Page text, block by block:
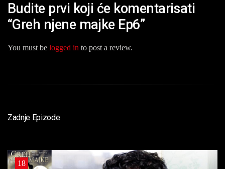
Budite prvi koji će komentarisati
“Greh njene majke Ep6”
You must be logged in to post a review.
Zadnje Epizode
18